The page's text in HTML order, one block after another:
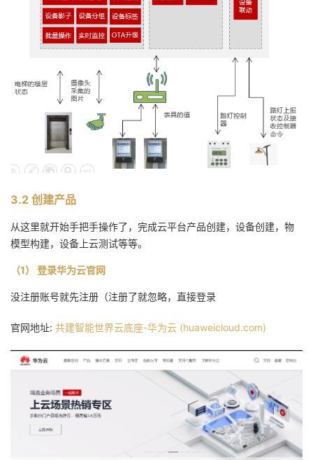
3.2 创建产品
从这里就开始手把手操作了，完成云平台产品创建，设备创建，物
模型构建，设备上云测试等等。
（1） 登录华为云官网
没注册账号就先注册（注册了就忽略，直接登录
官网地址: 共建智能世界云底座-华为云 (huaweicloud.com)